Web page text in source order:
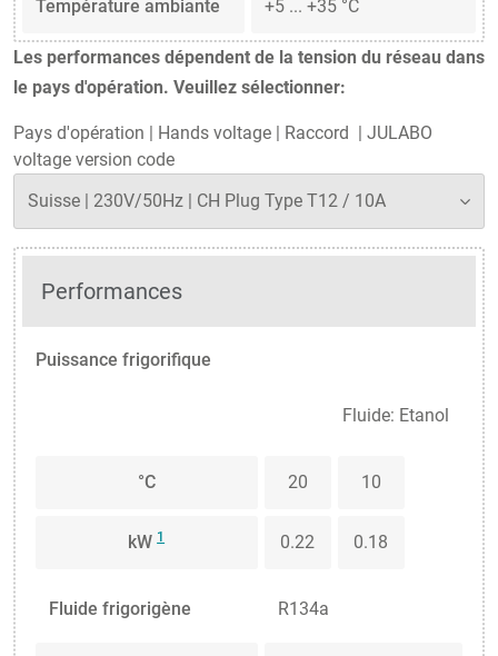
Température ambiante +5 ... +35 °C
Les performances dépendent de la tension du réseau dans
le pays d'opération. Veuillez sélectionner:
Pays d'opération | Hands voltage | Raccord | JULABO
voltage version code
Performances
Puissance frigorifique
Fluide: Etanol
°C 20 10
kW1 0.22 0.18
Fluide frigorigène R134a